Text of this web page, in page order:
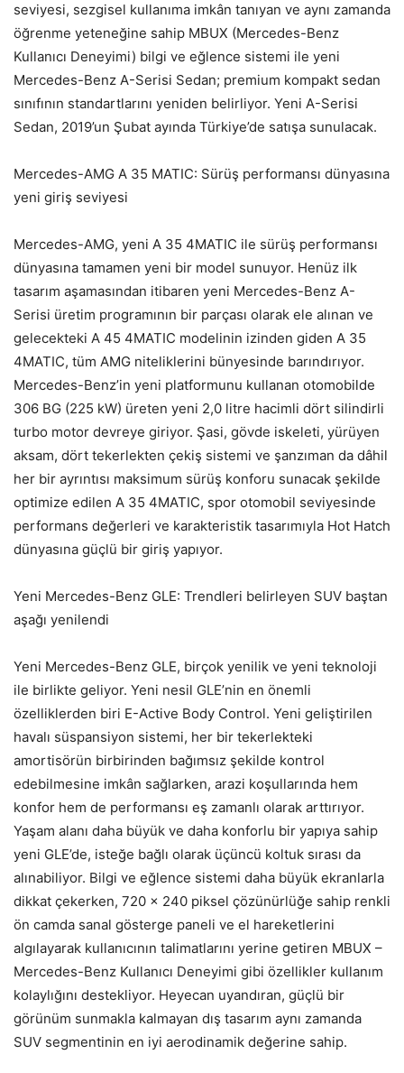
seviyesi, sezgisel kullanıma imkân tanıyan ve aynı zamanda
öğrenme yeteneğine sahip MBUX (Mercedes-Benz
Kullanıcı Deneyimi) bilgi ve eğlence sistemi ile yeni
Mercedes-Benz A-Serisi Sedan; premium kompakt sedan
sınıfının standartlarını yeniden belirliyor. Yeni A-Serisi
Sedan, 2019’un Şubat ayında Türkiye’de satışa sunulacak.
Mercedes-AMG A 35 MATIC: Sürüş performansı dünyasına
yeni giriş seviyesi
Mercedes-AMG, yeni A 35 4MATIC ile sürüş performansı
dünyasına tamamen yeni bir model sunuyor. Henüz ilk
tasarım aşamasından itibaren yeni Mercedes-Benz A-
Serisi üretim programının bir parçası olarak ele alınan ve
gelecekteki A 45 4MATIC modelinin izinden giden A 35
4MATIC, tüm AMG niteliklerini bünyesinde barındırıyor.
Mercedes-Benz’in yeni platformunu kullanan otomobilde
306 BG (225 kW) üreten yeni 2,0 litre hacimli dört silindirli
turbo motor devreye giriyor. Şasi, gövde iskeleti, yürüyen
aksam, dört tekerlekten çekiş sistemi ve şanzıman da dâhil
her bir ayrıntısı maksimum sürüş konforu sunacak şekilde
optimize edilen A 35 4MATIC, spor otomobil seviyesinde
performans değerleri ve karakteristik tasarımıyla Hot Hatch
dünyasına güçlü bir giriş yapıyor.
Yeni Mercedes-Benz GLE: Trendleri belirleyen SUV baştan
aşağı yenilendi
Yeni Mercedes-Benz GLE, birçok yenilik ve yeni teknoloji
ile birlikte geliyor. Yeni nesil GLE’nin en önemli
özelliklerden biri E-Active Body Control. Yeni geliştirilen
havalı süspansiyon sistemi, her bir tekerlekteki
amortisörün birbirinden bağımsız şekilde kontrol
edebilmesine imkân sağlarken, arazi koşullarında hem
konfor hem de performansı eş zamanlı olarak arttırıyor.
Yaşam alanı daha büyük ve daha konforlu bir yapıya sahip
yeni GLE’de, isteğe bağlı olarak üçüncü koltuk sırası da
alınabiliyor. Bilgi ve eğlence sistemi daha büyük ekranlarla
dikkat çekerken, 720 x 240 piksel çözünürlüğe sahip renkli
ön camda sanal gösterge paneli ve el hareketlerini
algılayarak kullanıcının talimatlarını yerine getiren MBUX –
Mercedes-Benz Kullanıcı Deneyimi gibi özellikler kullanım
kolaylığını destekliyor. Heyecan uyandıran, güçlü bir
görünüm sunmakla kalmayan dış tasarım aynı zamanda
SUV segmentinin en iyi aerodinamik değerine sahip.